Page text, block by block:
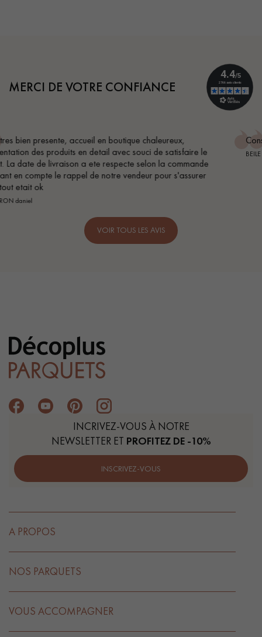
MERCI DE VOTRE CONFIANCE
Conseil parfait, échanges fluides. Je recommande
BEILE FRANCK
VOIR TOUS LES AVIS
INCRIVEZ-VOUS À NOTRE
NEWSLETTER ET PROFITEZ DE -10%
INSCRIVEZ-VOUS
A PROPOS
NOS PARQUETS
VOUS ACCOMPAGNER